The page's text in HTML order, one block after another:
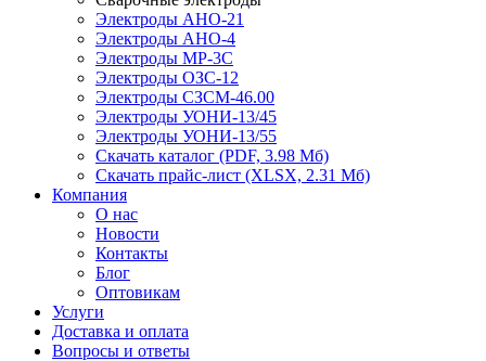
Электроды АНО-21
Электроды АНО-4
Электроды МР-3С
Электроды ОЗС-12
Электроды СЗСМ-46.00
Электроды УОНИ-13/45
Электроды УОНИ-13/55
Скачать каталог (PDF, 3.98 Мб)
Скачать прайс-лист (XLSX, 2.31 Мб)
Компания
О нас
Новости
Контакты
Блог
Оптовикам
Услуги
Доставка и оплата
Вопросы и ответы